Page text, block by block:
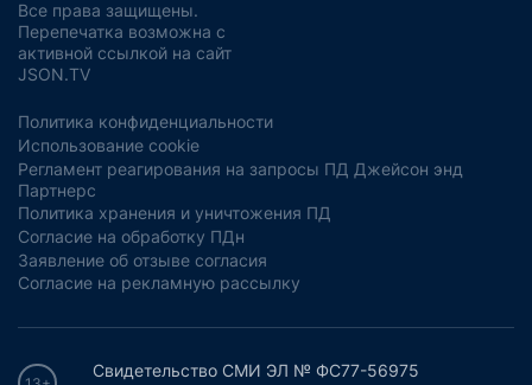
Все права защищены.
Перепечатка возможна с
активной ссылкой на сайт
JSON.TV
Политика конфиденциальности
Использование cookie
Регламент реагирования на запросы ПД Джейсон энд
Партнерс
Политика хранения и уничтожения ПД
Согласие на обработку ПДн
Заявление об отзыве согласия
Согласие на рекламную рассылку
Свидетельство СМИ ЭЛ № ФС77-56975